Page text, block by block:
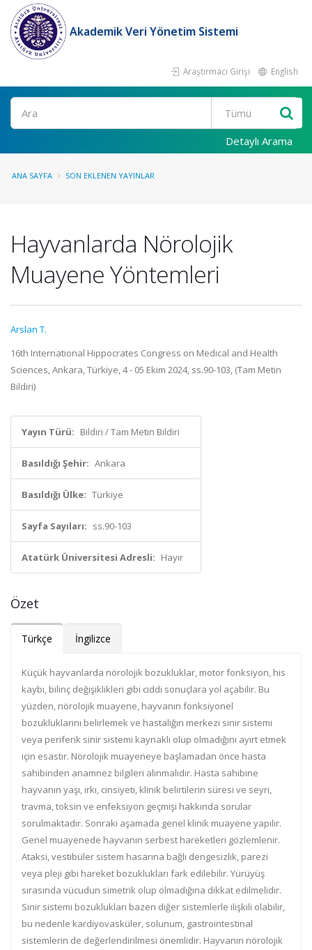
Akademik Veri Yönetim Sistemi
Araştırmacı Girişi English
Ara
Detaylı Arama
ANA SAYFA SON EKLENEN YAYINLAR
Hayvanlarda Nörolojik
Muayene Yöntemleri
Arslan T.
16th International Hippocrates Congress on Medical and Health
Sciences, Ankara, Türkiye, 4 - 05 Ekim 2024, ss.90-103, (Tam Metin
Bildiri)
Yayın Türü: Bildiri / Tam Metin Bildiri
Basıldığı Şehir: Ankara
Basıldığı Ülke: Türkiye
Sayfa Sayıları: ss.90-103
Atatürk Üniversitesi Adresli: Hayır
Özet
Türkçe İngilizce
Küçük hayvanlarda nörolojik bozukluklar, motor fonksiyon, his
kaybı, bilinç değişiklikleri gibi ciddi sonuçlara yol açabilir. Bu
yüzden, nörolojik muayene, hayvanın fonksiyonel
bozukluklarını belirlemek ve hastalığın merkezi sinir sistemi
veya periferik sinir sistemi kaynaklı olup olmadığını ayırt etmek
için esastır. Nörolojik muayeneye başlamadan önce hasta
sahibinden anamnez bilgileri alınmalıdır. Hasta sahibine
hayvanın yaşı, ırkı, cinsiyeti, klinik belirtilerin süresi ve seyri,
travma, toksin ve enfeksiyon geçmişi hakkında sorular
sorulmaktadır. Sonraki aşamada genel klinik muayene yapılır.
Genel muayenede hayvanın serbest hareketleri gözlemlenir.
Ataksi, vestibüler sistem hasarına bağlı dengesizlik, parezi
veya pleji gibi hareket bozuklukları fark edilebilir. Yürüyüş
sırasında vücudun simetrik olup olmadığına dikkat edilmelidir.
Sinir sistemi bozuklukları bazen diğer sistemlerle ilişkili olabilir,
bu nedenle kardiyovasküler, solunum, gastrointestinal
sistemlerin de değerlendirilmesi önemlidir. Hayvanın nörolojik